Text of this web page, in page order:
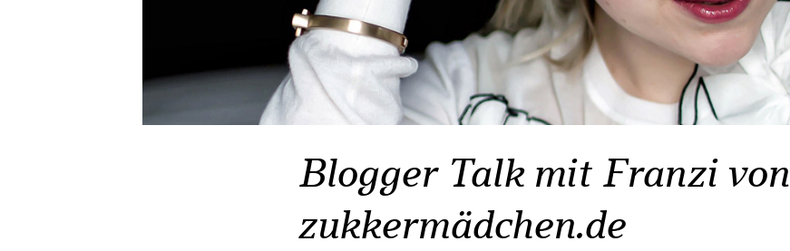
Blogger Talk mit Franzi von
zukkermädchen.de